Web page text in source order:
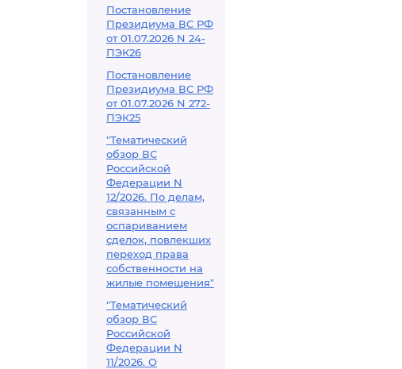
Постановление
Президиума ВС РФ
от 01.07.2026 N 24-
ПЭК26
Постановление
Президиума ВС РФ
от 01.07.2026 N 272-
ПЭК25
"Тематический
обзор ВС
Российской
Федерации N
12/2026. По делам,
связанным с
оспариванием
сделок, повлекших
переход права
собственности на
жилые помещения"
"Тематический
обзор ВС
Российской
Федерации N
11/2026. О